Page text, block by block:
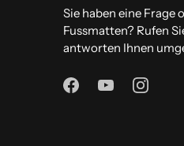
Sie haben eine Frage
Fussmatten? Rufen
antworten Ihnen